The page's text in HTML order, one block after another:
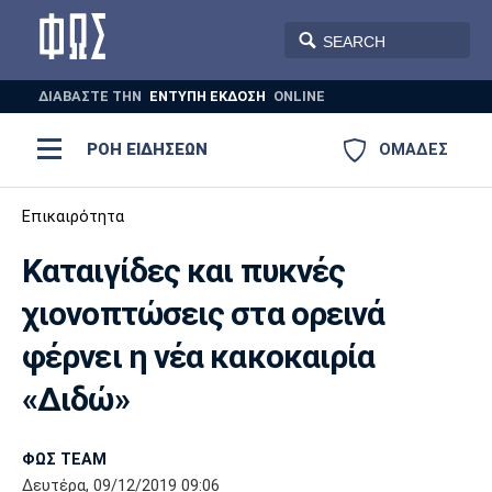
ΔΙΑΒΑΣΤΕ THN ΕΝΤΥΠΗ ΕΚΔΟΣΗ ONLINE
ΟΜΑΔΕΣ
ΡΟΗ ΕΙΔΗΣΕΩΝ
ΠΟΔΟΣΦΑΙΡΟ
ΒΟΛΕΪ ΠΟΛΟ
AUTO-MOTO PLUS
Ποδόσφαιρο
Super League 1
Super League 2
Γ Εθνική
Μπάσκετ
Ελλάδα
Εθνική
Ολυμπιακοί Αγώνες
Βόλεϊ
Ολυμπιακός ΑΕΚ ΠΑΟΚ
Επικαιρότητα
Καταιγίδες και πυκνές
χιονοπτώσεις στα ορεινά
φέρνει η νέα κακοκαιρία
«Διδώ»
ΦΩΣ TEAM
Δευτέρα, 09/12/2019 09:06